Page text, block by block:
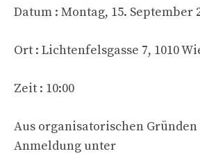
Datum : Montag, 15. September
Ort : Lichtenfelsgasse 7, 1010
Zeit : 10:00
Aus organisatorischen
Anmeldung unter